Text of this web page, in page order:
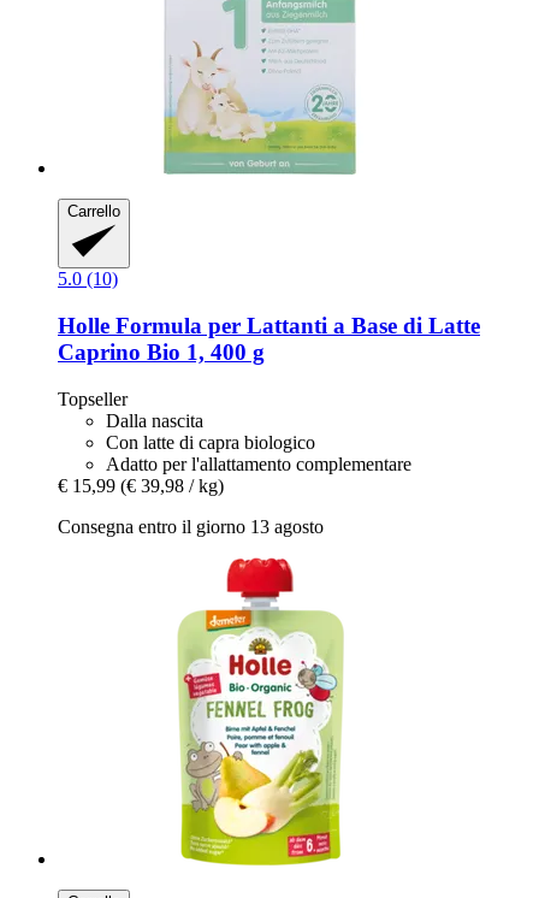
Carrello
5.0 (10)
Holle Formula per Lattanti a Base di Latte
Caprino Bio 1, 400 g
Topseller
Dalla nascita
Con latte di capra biologico
Adatto per l'allattamento complementare
€ 15,99 (€ 39,98 / kg)
Consegna entro il giorno 13 agosto